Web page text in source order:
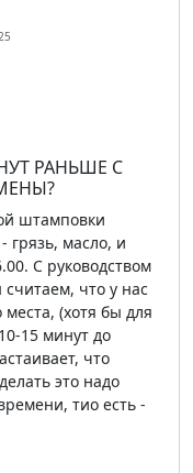
РАНЬШЕ С
штамповки
грязь, масло, и
С руководством
что у нас
места, (хотя бы для
15 минут до
что
это надо
тио есть -